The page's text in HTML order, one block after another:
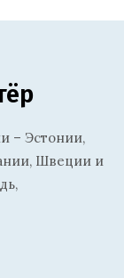
– Эстонии,
Швеции и